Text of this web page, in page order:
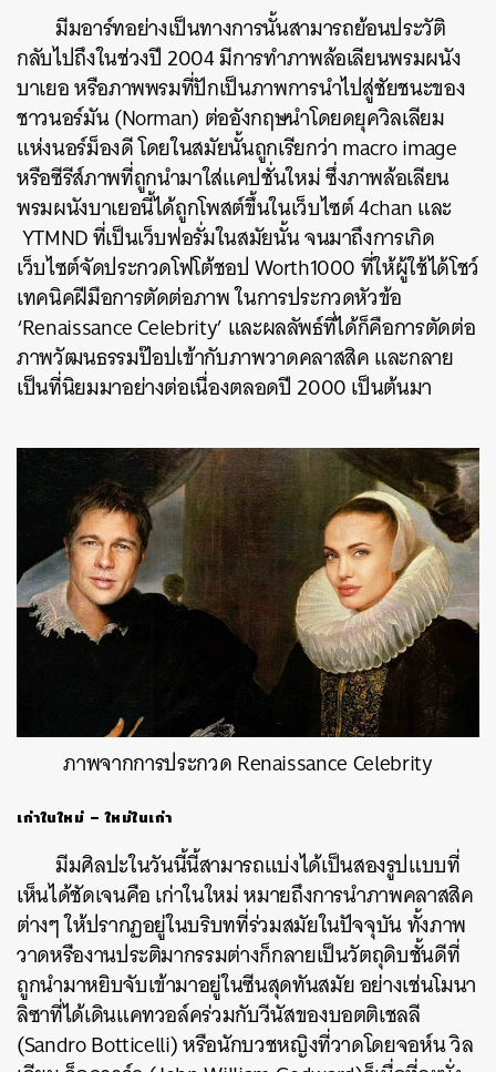
มีมอาร์ทอย่างเป็นทางการนั้นสามารถย้อนประวัติ
กลับไปถึงในช่วงปี 2004 มีการทำภาพล้อเลียนพรมผนัง
บาเยอ หรือภาพพรมที่ปักเป็นภาพการนำไปสู่ชัยชนะของ
ชาวนอร์มัน (Norman) ต่ออังกฤษนำโดยดยุควิลเลียม
แห่งนอร์ม็องดี โดยในสมัยนั้นถูกเรียกว่า macro image
หรือซีรีส์ภาพที่ถูกนำมาใส่แคปชั่นใหม่ ซึ่งภาพล้อเลียน
พรมผนังบาเยอนี้ได้ถูกโพสต์ขึ้นในเว็บไซต์ 4chan และ
YTMND ที่เป็นเว็บฟอรั่มในสมัยนั้น จนมาถึงการเกิด
เว็บไซต์จัดประกวดโฟโต้ชอป Worth1000 ที่ให้ผู้ใช้ได้โชว์
เทคนิคฝีมือการตัดต่อภาพ ในการประกวดหัวข้อ
‘Renaissance Celebrity’ และผลลัพธ์ที่ได้ก็คือการตัดต่อ
ภาพวัฒนธรรมป๊อปเข้ากับภาพวาดคลาสสิค และกลาย
เป็นที่นิยมมาอย่างต่อเนื่องตลอดปี 2000 เป็นต้นมา
ภาพจากการประกวด Renaissance Celebrity
เก่าในใหม่ – ใหม่ในเก่า
มีมศิลปะในวันนี้นี้สามารถแบ่งได้เป็นสองรูปแบบที่
เห็นได้ชัดเจนคือ เก่าในใหม่ หมายถึงการนำภาพคลาสสิค
ต่างๆ ให้ปรากฏอยู่ในบริบทที่ร่วมสมัยในปัจจุบัน ทั้งภาพ
วาดหรืองานประติมากรรมต่างก็กลายเป็นวัตถุดิบชั้นดีที่
ถูกนำมาหยิบจับเข้ามาอยู่ในซีนสุดทันสมัย อย่างเช่นโมนา
ลิซาที่ได้เดินแคทวอล์คร่วมกับวีนัสของบอตติเชลลี
(Sandro Botticelli)หรือนักบวชหญิงที่วาดโดยจอห์น วิล